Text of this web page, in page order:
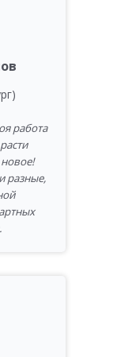
работа
разные,